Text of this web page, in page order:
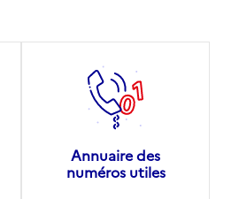
Annuaire des
numéros utiles